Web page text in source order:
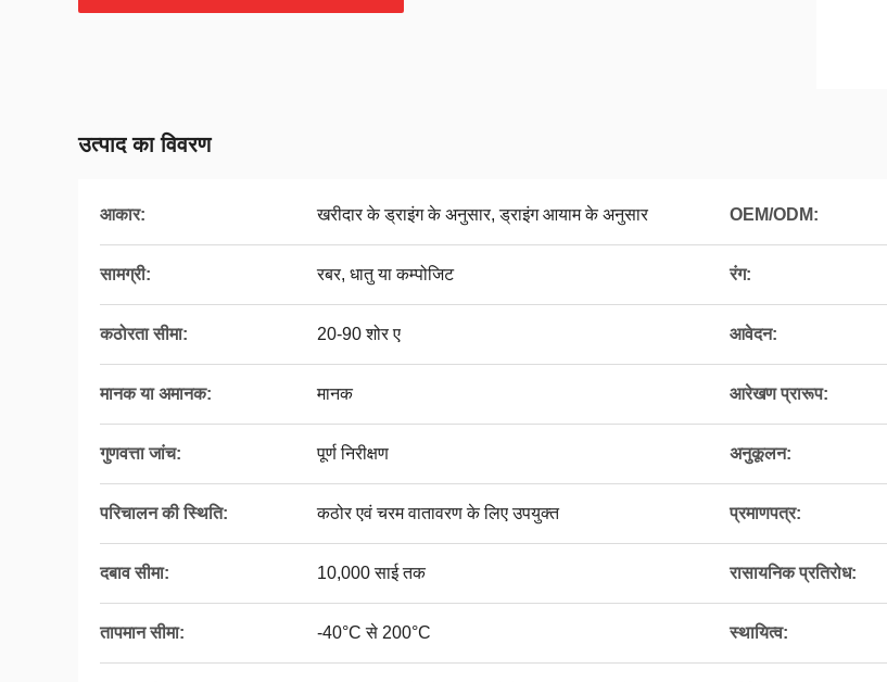
उत्पाद का विवरण
आकार: खरीदार के ड्राइंग के अनुसार, ड्राइंग आयाम के अनुसार OEM/ODM:
सामग्री: रबर, धातु या कम्पोजिट रंग:
कठोरता सीमा: 20-90 शोर ए आवेदन:
मानक या अमानक: मानक आरेखण प्रारूप:
गुणवत्ता जांच: पूर्ण निरीक्षण अनुकूलन:
परिचालन की स्थिति: कठोर एवं चरम वातावरण के लिए उपयुक्त प्रमाणपत्र:
दबाव सीमा: 10,000 साई तक रासायनिक प्रतिरोध:
तापमान सीमा: -40°C से 200°C स्थायित्व: